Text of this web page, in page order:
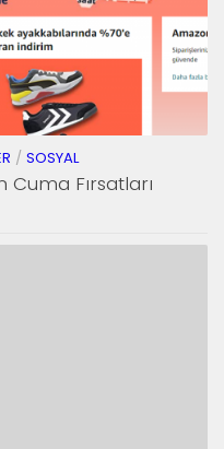
/ SOSYAL
Fırsatları